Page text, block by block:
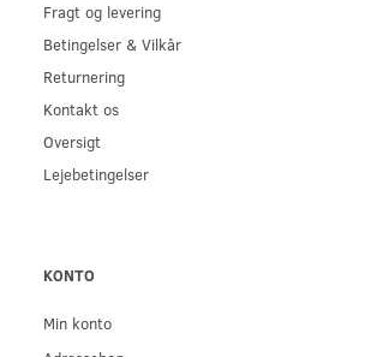
Fragt og levering
Betingelser & Vilkår
Returnering
Kontakt os
Oversigt
Lejebetingelser
KONTO
Min konto